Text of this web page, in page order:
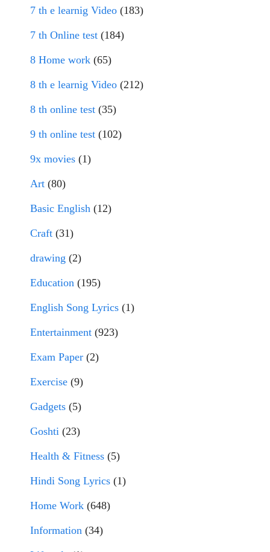
7 th e learnig Video (183)
7 th Online test (184)
8 Home work (65)
8 th e learnig Video (212)
8 th online test (35)
9 th online test (102)
9x movies (1)
Art (80)
Basic English (12)
Craft (31)
drawing (2)
Education (195)
English Song Lyrics (1)
Entertainment (923)
Exam Paper (2)
Exercise (9)
Gadgets (5)
Goshti (23)
Health & Fitness (5)
Hindi Song Lyrics (1)
Home Work (648)
Information (34)